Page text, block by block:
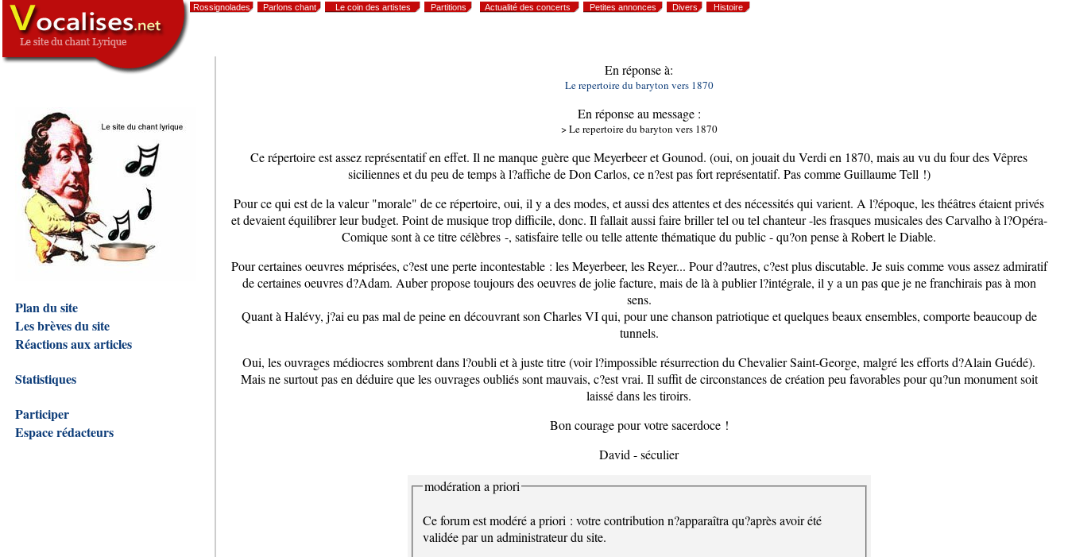
Rossignolades Parlons chant Le coin des artistes Partitions Actualité des concerts Petites annonces Divers Histoire
Plan du site
Les brèves du site
Réactions aux articles
Statistiques
Participer
Espace rédacteurs
En réponse à:
Le repertoire du baryton vers 1870
En réponse au message :
> Le repertoire du baryton vers 1870
Ce répertoire est assez représentatif en effet. Il ne manque guère que Meyerbeer et Gounod. (oui, on jouait du Verdi en 1870, mais au vu du four des Vêpres
siciliennes et du peu de temps à l?affiche de Don Carlos, ce n?est pas fort représentatif. Pas comme Guillaume Tell !)
Pour ce qui est de la valeur "morale" de ce répertoire, oui, il y a des modes, et aussi des attentes et des nécessités qui varient. A l?époque, les théâtres étaient privés
et devaient équilibrer leur budget. Point de musique trop difficile, donc. Il fallait aussi faire briller tel ou tel chanteur -les frasques musicales des Carvalho à l?Opéra-
Comique sont à ce titre célèbres -, satisfaire telle ou telle attente thématique du public - qu?on pense à Robert le Diable.
Pour certaines oeuvres méprisées, c?est une perte incontestable : les Meyerbeer, les Reyer... Pour d?autres, c?est plus discutable. Je suis comme vous assez admiratif
de certaines oeuvres d?Adam. Auber propose toujours des oeuvres de jolie facture, mais de là à publier l?intégrale, il y a un pas que je ne franchirais pas à mon
sens.
Quant à Halévy, j?ai eu pas mal de peine en découvrant son Charles VI qui, pour une chanson patriotique et quelques beaux ensembles, comporte beaucoup de
tunnels.
Oui, les ouvrages médiocres sombrent dans l?oubli et à juste titre (voir l?impossible résurrection du Chevalier Saint-George, malgré les efforts d?Alain Guédé).
Mais ne surtout pas en déduire que les ouvrages oubliés sont mauvais, c?est vrai. Il suffit de circonstances de création peu favorables pour qu?un monument soit
laissé dans les tiroirs.
Bon courage pour votre sacerdoce !
David - séculier
modération a priori
Ce forum est modéré a priori : votre contribution n?apparaîtra qu?après avoir été
validée par un administrateur du site.